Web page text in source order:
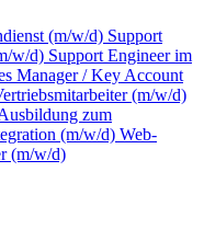
(m/w/d) Support
w/d) Support Engineer im
Manager / Key Account
(m/w/d)
zum
(m/w/d) Web-
(m/w/d)